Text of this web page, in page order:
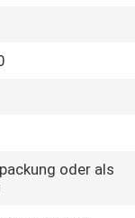
oder als